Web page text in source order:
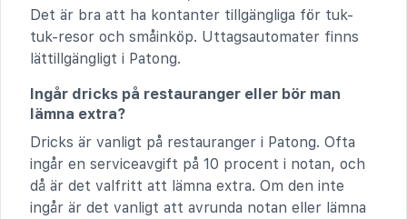
Det är bra att ha kontanter tillgängliga för tuk-
tuk-resor och småinköp. Uttagsautomater finns
lättillgängligt i Patong.
Ingår dricks på restauranger eller bör man
lämna extra?
Dricks är vanligt på restauranger i Patong. Ofta
ingår en serviceavgift på 10 procent i notan, och
då är det valfritt att lämna extra. Om den inte
ingår är det vanligt att avrunda notan eller lämna